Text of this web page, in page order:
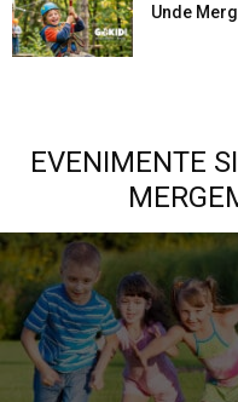
Unde
EVENIMENTE